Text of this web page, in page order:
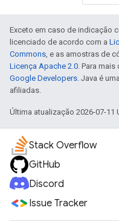
Exceto em caso de indicação
licenciado de acordo com a
Commons , e as amostras de
Licença Apache 2.0 . Para
Google Developers . Java é
afiliadas.
Última atualização 2026-07-11
Stack Overflow
GitHub
Discord
Issue Tracker